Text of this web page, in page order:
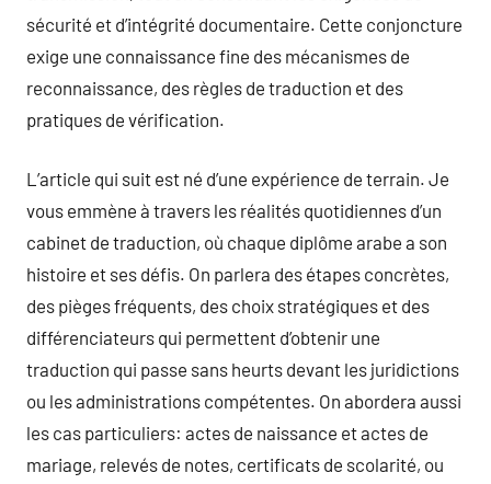
sécurité et d’intégrité documentaire. Cette conjoncture
exige une connaissance fine des mécanismes de
reconnaissance, des règles de traduction et des
pratiques de vérification.
L’article qui suit est né d’une expérience de terrain. Je
vous emmène à travers les réalités quotidiennes d’un
cabinet de traduction, où chaque diplôme arabe a son
histoire et ses défis. On parlera des étapes concrètes,
des pièges fréquents, des choix stratégiques et des
différenciateurs qui permettent d’obtenir une
traduction qui passe sans heurts devant les juridictions
ou les administrations compétentes. On abordera aussi
les cas particuliers: actes de naissance et actes de
mariage, relevés de notes, certificats de scolarité, ou